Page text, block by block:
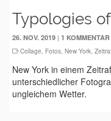
Typologies
26. NOV. 2019 | 1 KOMMENTAR
Collage, Fotos, New York,
New York in einem
unterschiedlicher
ungleichem Wetter.